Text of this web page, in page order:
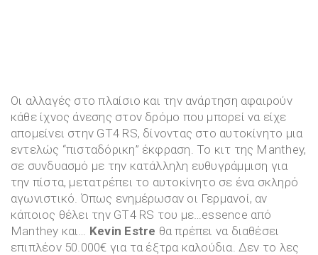
Οι αλλαγές στο πλαίσιο και την ανάρτηση αφαιρούν
κάθε ίχνος άνεσης στον δρόμο που μπορεί να είχε
απομείνει στην GT4 RS, δίνοντας στο αυτοκίνητο μια
εντελώς “πισταδόρικη” έκφραση. Το κιτ της Manthey,
σε συνδυασμό με την κατάλληλη ευθυγράμμιση για
την πίστα, μετατρέπει το αυτοκίνητο σε ένα σκληρό
αγωνιστικό. Όπως ενημέρωσαν οι Γερμανοί, αν
κάποιος θέλει την GT4 RS του με…essence από
Manthey και… Kevin Estre θα πρέπει να διαθέσει
επιπλέον 50.000€ για τα έξτρα καλούδια. Δεν το λες